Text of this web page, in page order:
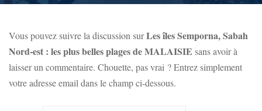
Vous pouvez suivre la discussion surLes îles Semporna, Sabah
Nord-est : les plus belles plages de MALAISIE sans avoir à
laisser un commentaire. Chouette, pas vrai ? Entrez simplement
votre adresse email dans le champ ci-dessous.